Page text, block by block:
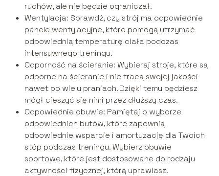
ruchów, ale nie będzie ograniczał.
Wentylacja: Sprawdź, czy strój ma odpowiednie
panele wentylacyjne, które pomogą utrzymać
odpowiednią temperaturę ciała podczas
intensywnego treningu.
Odporność na ścieranie: Wybieraj stroje, które są
odporne na ścieranie i nie tracą swojej jakości
nawet po wielu praniach. Dzięki temu będziesz
mógł cieszyć się nimi przez dłuższy czas.
Odpowiednie obuwie: Pamiętaj o wyborze
odpowiednich butów, które zapewnią
odpowiednie wsparcie i amortyzację dla Twoich
stóp podczas treningu. Wybierz obuwie
sportowe, które jest dostosowane do rodzaju
aktywności fizycznej, którą uprawiasz.